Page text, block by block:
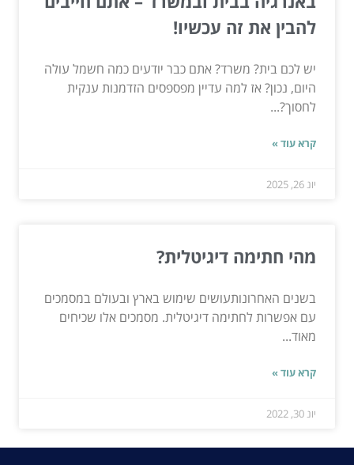
להבין את זה עכשיו!
יש לכם בית? משרד? אתם כבר יודעים כמה חשמל עולה
היום, נכון? אז למה עדיין מפספסים הזדמנות ענקית
לחסוך?...
קרא עוד »
יונ 26, 2025
מהי חתימה דיגיטלית?
בשנים האחרונותעושים שימוש בארץ ובעולם במסמכים
עם אפשרות לחתימה דיגיטלית. מסמכים אלו שכיחים
מאוד...
קרא עוד »
יונ 30, 2022